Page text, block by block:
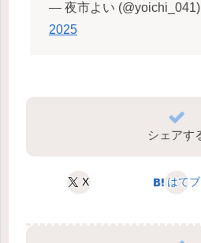
— 夜市よい (@yoichi_041)
2025
シェアす
X はてブ